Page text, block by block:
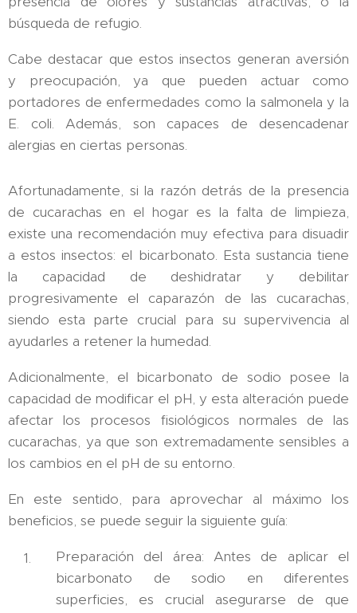
búsqueda de refugio.
Cabe destacar que estos insectos generan aversión
y preocupación, ya que pueden actuar como
portadores de enfermedades como la salmonela y la
E. coli. Además, son capaces de desencadenar
alergias en ciertas personas.
Afortunadamente, si la razón detrás de la presencia
de cucarachas en el hogar es la falta de limpieza,
existe una recomendación muy efectiva para disuadir
a estos insectos: el bicarbonato. Esta sustancia tiene
la capacidad de deshidratar y debilitar
progresivamente el caparazón de las cucarachas,
siendo esta parte crucial para su supervivencia al
ayudarles a retener la humedad.
Adicionalmente, el bicarbonato de sodio posee la
capacidad de modificar el pH, y esta alteración puede
afectar los procesos fisiológicos normales de las
cucarachas, ya que son extremadamente sensibles a
los cambios en el pH de su entorno.
En este sentido, para aprovechar al máximo los
beneficios, se puede seguir la siguiente guía:
Preparación del área: Antes de aplicar el
bicarbonato de sodio en diferentes
superficies, es crucial asegurarse de que